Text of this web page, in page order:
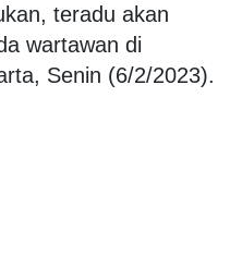
teradu akan
wartawan di
Senin (6/2/2023).